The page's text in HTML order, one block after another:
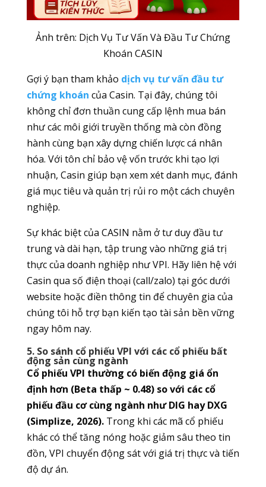
Ảnh trên: Dịch Vụ Tư Vấn Và Đầu Tư Chứng
Khoán CASIN
Gợi ý bạn tham khảo dịch vụ tư vấn đầu tư
chứng khoán của Casin. Tại đây, chúng tôi
không chỉ đơn thuần cung cấp lệnh mua bán
như các môi giới truyền thống mà còn đồng
hành cùng bạn xây dựng chiến lược cá nhân
hóa. Với tôn chỉ bảo vệ vốn trước khi tạo lợi
nhuận, Casin giúp bạn xem xét danh mục, đánh
giá mục tiêu và quản trị rủi ro một cách chuyên
nghiệp.
Sự khác biệt của CASIN nằm ở tư duy đầu tư
trung và dài hạn, tập trung vào những giá trị
thực của doanh nghiệp như VPI. Hãy liên hệ với
Casin qua số điện thoại (call/zalo) tại góc dưới
website hoặc điền thông tin để chuyên gia của
chúng tôi hỗ trợ bạn kiến tạo tài sản bền vững
ngay hôm nay.
5. So sánh cổ phiếu VPI với các cổ phiếu bất
động sản cùng ngành
Cổ phiếu VPI thường có biến động giá ổn
định hơn (Beta thấp ~ 0.48) so với các cổ
phiếu đầu cơ cùng ngành như DIG hay DXG
(Simplize, 2026).Trong khi các mã cổ phiếu
khác có thể tăng nóng hoặc giảm sâu theo tin
đồn, VPI chuyển động sát với giá trị thực và tiến
độ dự án.